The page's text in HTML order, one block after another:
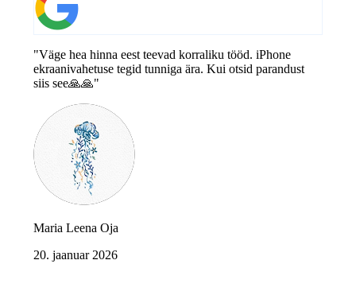
"Väge hea hinna eest teevad korraliku tööd. iPhone
ekraanivahetuse tegid tunniga ära. Kui otsid parandust
siis see🙏🙏"
Maria Leena Oja
20. jaanuar 2026